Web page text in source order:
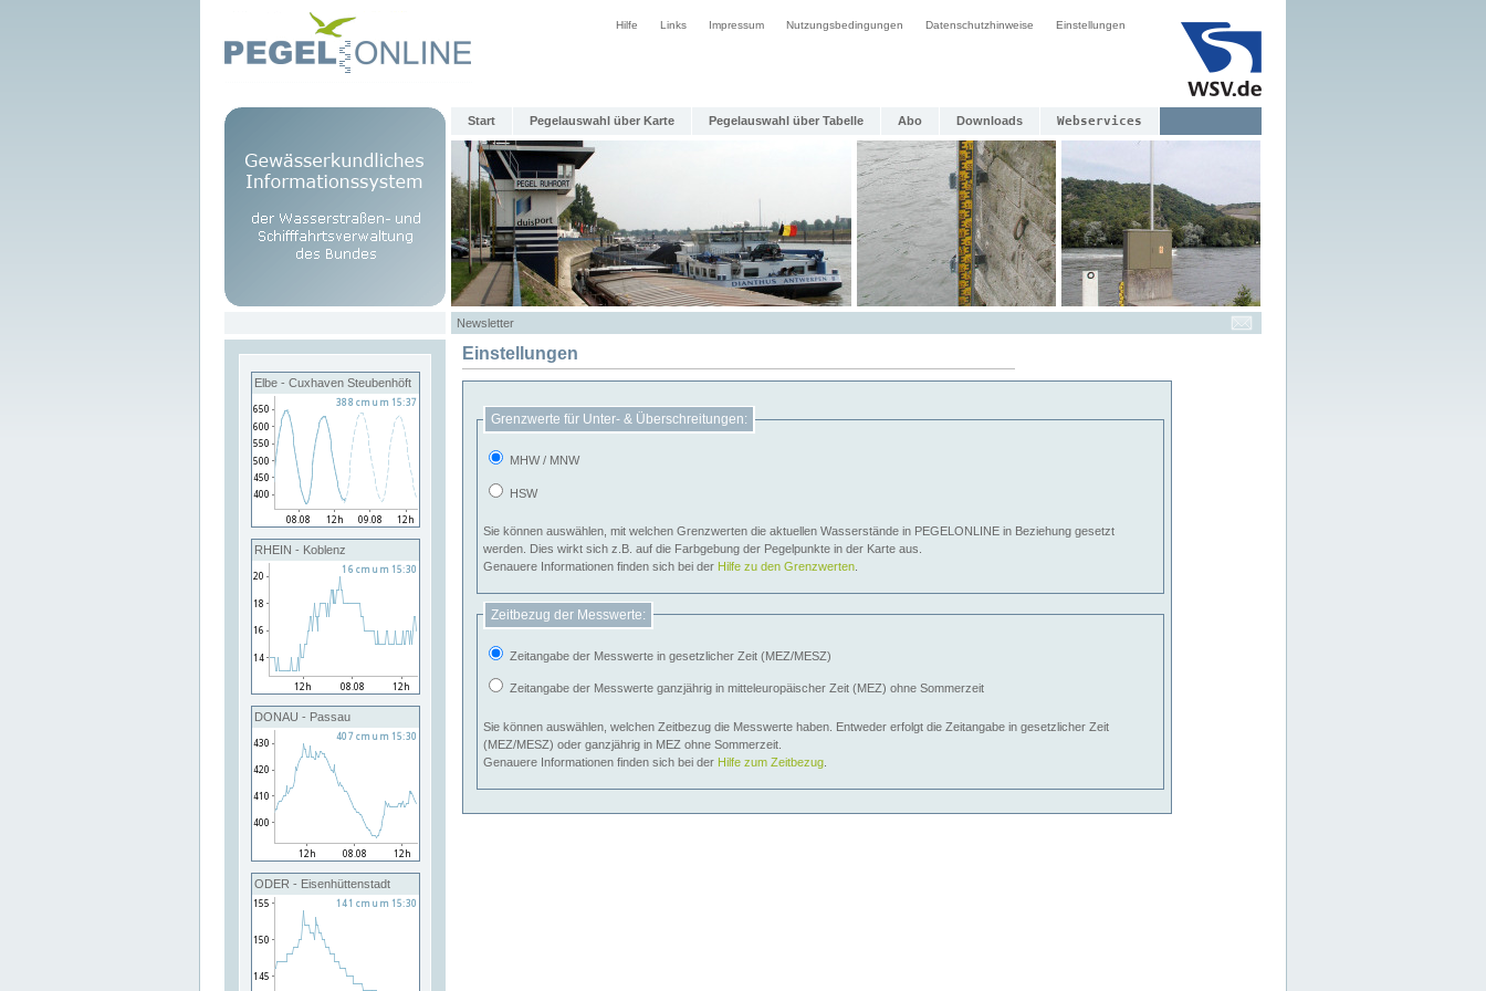
Hilfe Links Impressum Nutzungsbedingungen Datenschutzhinweise Einstellungen
Start Pegelauswahl über Karte Pegelauswahl über Tabelle Abo Downloads Webservices
Newsletter
Elbe - Cuxhaven Steubenhöft
RHEIN - Koblenz
DONAU - Passau
ODER - Eisenhüttenstadt
Einstellungen
Grenzwerte für Unter- & Überschreitungen:
MHW / MNW
HSW
Sie können auswählen, mit welchen Grenzwerten die aktuellen Wasserstände in PEGELONLINE in Beziehung gesetzt
werden. Dies wirkt sich z.B. auf die Farbgebung der Pegelpunkte in der Karte aus.
Genauere Informationen finden sich bei der Hilfe zu den Grenzwerten
Zeitbezug der Messwerte:
Zeitangabe der Messwerte in gesetzlicher Zeit (MEZ/MESZ)
Zeitangabe der Messwerte ganzjährig in mitteleuropäischer Zeit (MEZ) ohne Sommerzeit
Sie können auswählen, welchen Zeitbezug die Messwerte haben. Entweder erfolgt die Zeitangabe in gesetzlicher Zeit
(MEZ/MESZ) oder ganzjährig in MEZ ohne Sommerzeit.
Genauere Informationen finden sich bei der Hilfe zum Zeitbezug